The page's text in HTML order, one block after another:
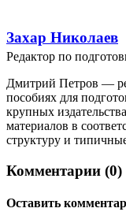
Захар Николаев
Редактор по
Дмитрий Петров —
пособиях для
крупных
материалов в
структуру и
Комментарии (0)
Оставить